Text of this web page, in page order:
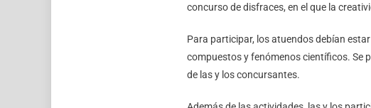
concurso de disfraces, en el que la
Para participar, los atuendos debían
compuestos y fenómenos científicos. Se
de las y los concursantes.